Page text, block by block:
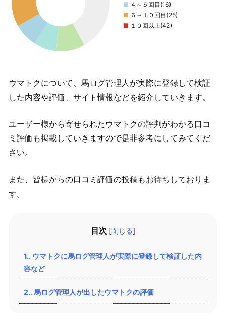
■ ４～５回目(16)
■ ６～１０回目(25)
■ １０回以上(42)
ウマトクについて、馬ログ管理人が実際に登録して検証
した内容や評価、サイト情報などを紹介していきます。
ユーザー様から寄せられたウマトクの評判がわかる口コ
ミ評価も掲載していきますので是非参考にしてみてくだ
さい。
また、皆様からの口コミ評価の投稿もお待ちしておりま
す。
目次 [閉じる]
1. ウマトクに馬ログ管理人が実際に登録して検証した内
容など
2. 馬ログ管理人が出したウマトクの評価